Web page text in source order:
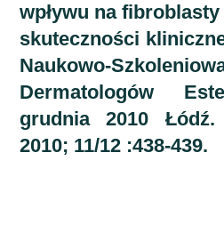
wpływu na
skuteczności
Naukowo-
Dermatologów
grudnia 2010
2010; 11/12 :438-439.